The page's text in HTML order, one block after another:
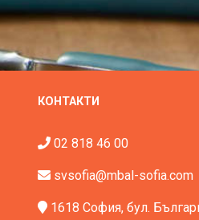
КОНТАКТИ
02 818 46 00
svsofia@mbal-sofia.com
1618 София, бул.